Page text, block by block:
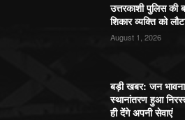
उत्तरकाशी पुलिस
शिकार व्यक्ति को
August 1, 2026
बड़ी खबर: जन
स्थानांतरण हुआ
ही देंगे अपनी सेवाएं